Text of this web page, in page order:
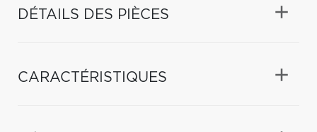
DÉTAILS DES PIÈCES
CARACTÉRISTIQUES